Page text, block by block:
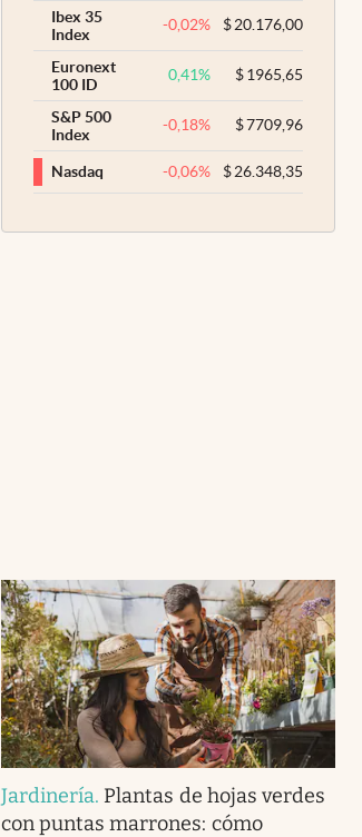
Ibex 35
Index
-0,02% $20.176,00
Euronext
100 ID
0,41% $1965,65
S&P 500
Index
-0,18% $7709,96
Nasdaq -0,06% $26.348,35
Jardinería. Plantas de hojas verdes
con puntas marrones: cómo